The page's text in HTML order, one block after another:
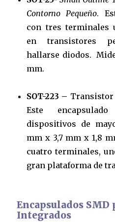
Contorno Pequeño.
con tres terminales
en transistores
hallarse diodos.
mm.
SOT-223 – Transistor
Este
dispositivos de
mm x 3,7 mm x 1,8
cuatro terminales,
gran plataforma de
Encapsulados
Integrados